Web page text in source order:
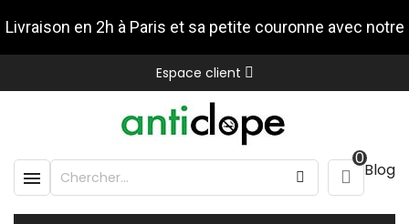
Livraison en 2h à Paris et sa petite couronne avec notre
partenaire Stuart
Espace client

0
Blog